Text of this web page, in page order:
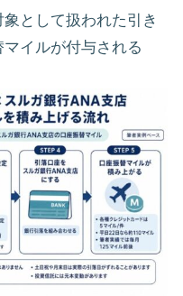
として扱われた引き
イルが付与される